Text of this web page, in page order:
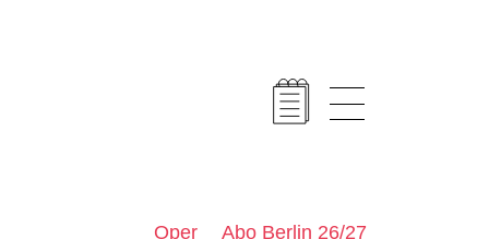
Oper Abo Berlin 26/27